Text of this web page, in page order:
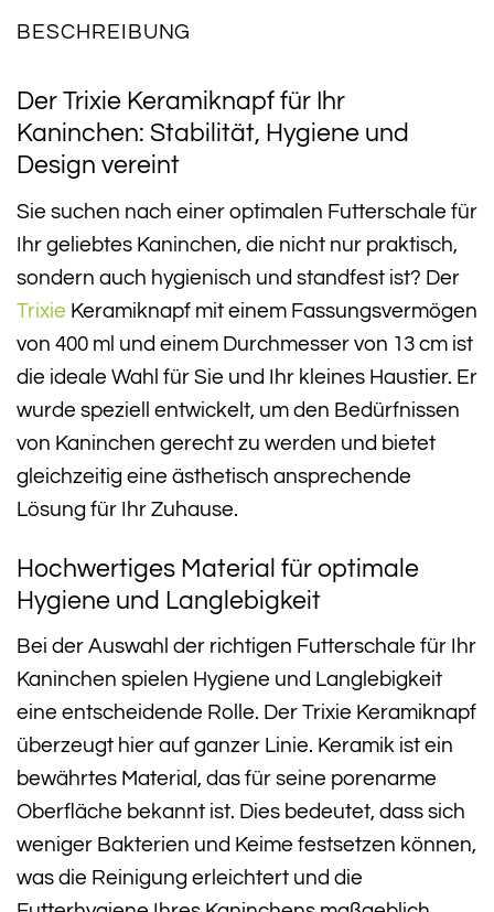
BESCHREIBUNG
Der Trixie Keramiknapf für Ihr
Kaninchen: Stabilität, Hygiene und
Design vereint
Sie suchen nach einer optimalen Futterschale für
Ihr geliebtes Kaninchen, die nicht nur praktisch,
sondern auch hygienisch und standfest ist? Der
Trixie Keramiknapf mit einem Fassungsvermögen
von 400 ml und einem Durchmesser von 13 cm ist
die ideale Wahl für Sie und Ihr kleines Haustier. Er
wurde speziell entwickelt, um den Bedürfnissen
von Kaninchen gerecht zu werden und bietet
gleichzeitig eine ästhetisch ansprechende
Lösung für Ihr Zuhause.
Hochwertiges Material für optimale
Hygiene und Langlebigkeit
Bei der Auswahl der richtigen Futterschale für Ihr
Kaninchen spielen Hygiene und Langlebigkeit
eine entscheidende Rolle. Der Trixie Keramiknapf
überzeugt hier auf ganzer Linie. Keramik ist ein
bewährtes Material, das für seine porenarme
Oberfläche bekannt ist. Dies bedeutet, dass sich
weniger Bakterien und Keime festsetzen können,
was die Reinigung erleichtert und die